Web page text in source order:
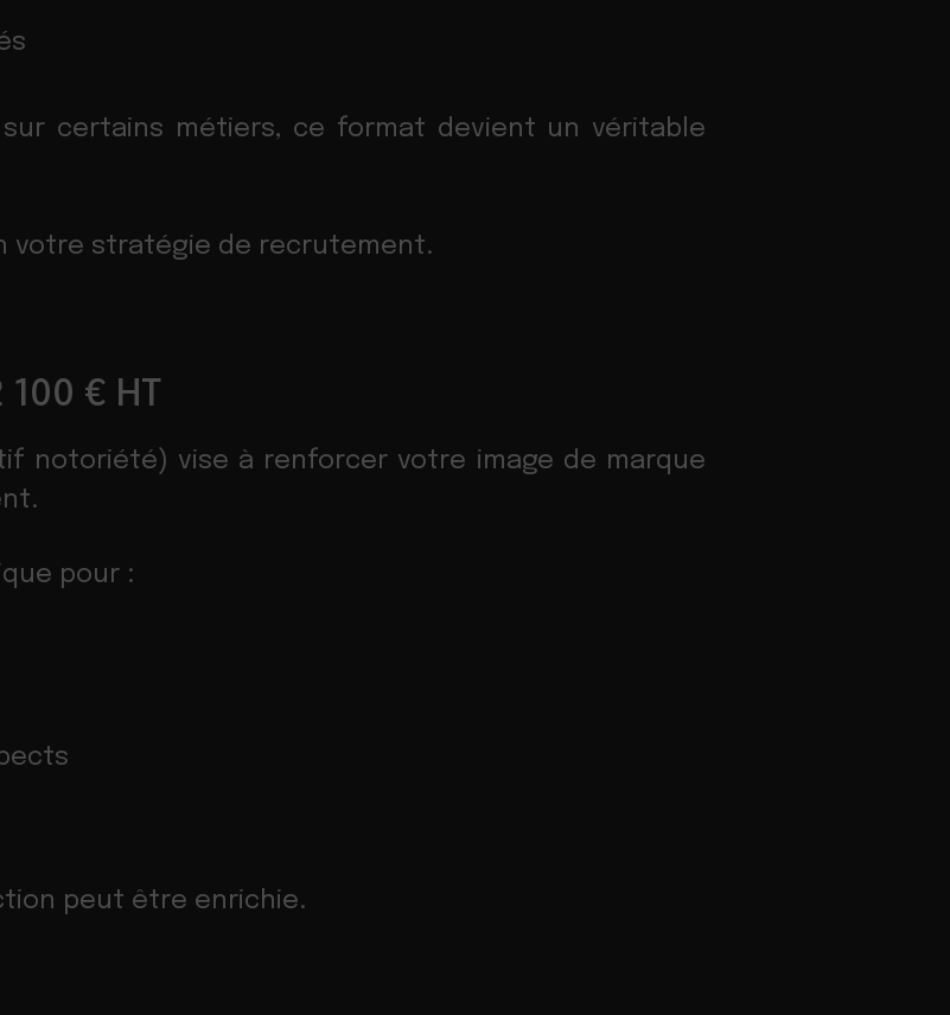
certains métiers, ce format devient un véritable
votre stratégie de recrutement.
€ HT
notoriété) vise à renforcer votre image de marque
pour :
peut être enrichie.